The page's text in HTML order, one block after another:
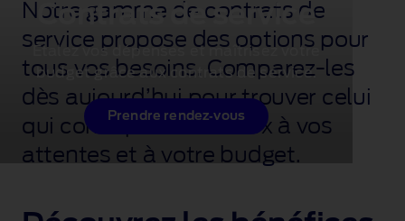
Contrats de service
Étalez vos dépenses et maîtrisez votre
budget grâce aux contrats de service.
Prendre rendez‑vous
Notre gamme de contrats de
service propose des options pour
tous vos besoins. Comparez‑les
dès aujourd’hui pour trouver celui
qui correspond le mieux à vos
attentes et à votre budget.